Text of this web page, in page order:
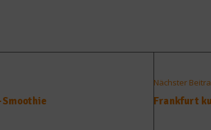
Nächster
Frankfurt